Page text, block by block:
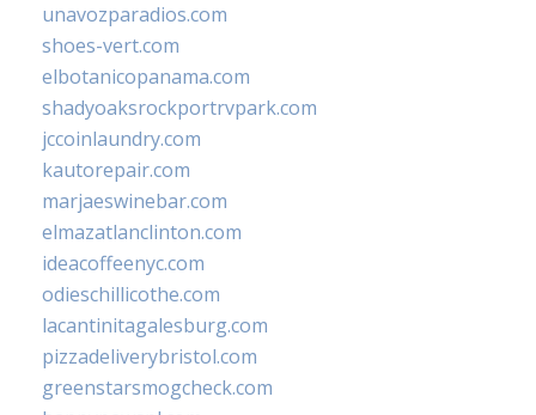
unavozparadios.com
shoes-vert.com
elbotanicopanama.com
shadyoaksrockportrvpark.com
jccoinlaundry.com
kautorepair.com
marjaeswinebar.com
elmazatlanclinton.com
ideacoffeenyc.com
odieschillicothe.com
lacantinitagalesburg.com
pizzadeliverybristol.com
greenstarsmogcheck.com